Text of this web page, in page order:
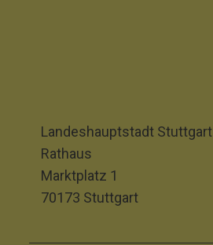
Landeshauptstadt Stuttgart
Rathaus
Marktplatz 1
70173 Stuttgart